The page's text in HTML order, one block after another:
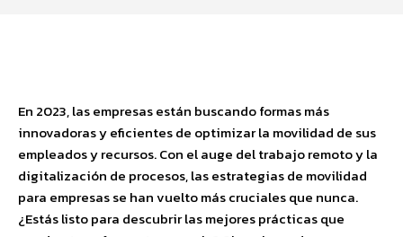
En 2023, las empresas están buscando formas más
innovadoras y eficientes de optimizar la movilidad de sus
empleados y recursos. Con el auge del trabajo remoto y la
digitalización de procesos, las estrategias de movilidad
para empresas se han vuelto más cruciales que nunca.
¿Estás listo para descubrir las mejores prácticas que